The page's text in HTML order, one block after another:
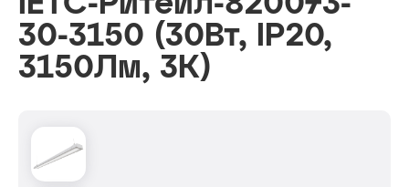
30-3150 (30Вт, IP20,
3150Лм, 3К)